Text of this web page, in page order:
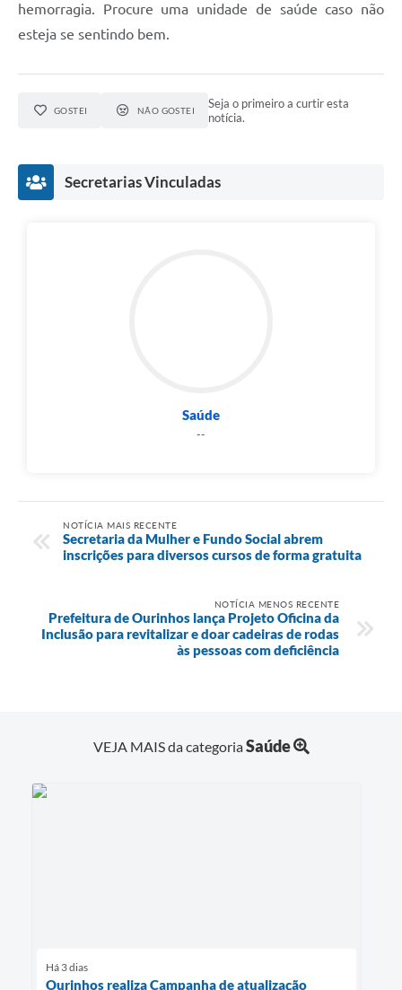
hemorragia. Procure uma unidade de saúde caso não
esteja se sentindo bem.
GOSTEI NÃO GOSTEI
Seja o primeiro a curtir esta
notícia.
Secretarias Vinculadas
Saúde
--
NOTÍCIA MAIS RECENTE
Secretaria da Mulher e Fundo Social abrem
inscrições para diversos cursos de forma gratuita
NOTÍCIA MENOS RECENTE
Prefeitura de Ourinhos lança Projeto Oficina da
Inclusão para revitalizar e doar cadeiras de rodas
às pessoas com deficiência
VEJA MAIS da categoriaSaúde
Há 3 dias
Ourinhos realiza Campanha de atualização